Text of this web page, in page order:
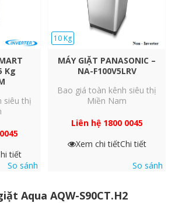
Kg
siêu thị
tiết
So sánh
10 Kg
MÁY GIẶT PANASONIC –
NA-F100V5LRV
Bao giá toàn kênh siêu thị
Miền Nam
Liên hệ 1800 0045
Xem chi tiếtChi tiết
So sánh
Aqua AQW-S90CT.H2